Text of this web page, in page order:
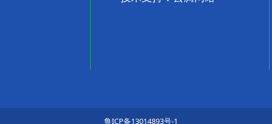
鲁ICP备13014893号-1